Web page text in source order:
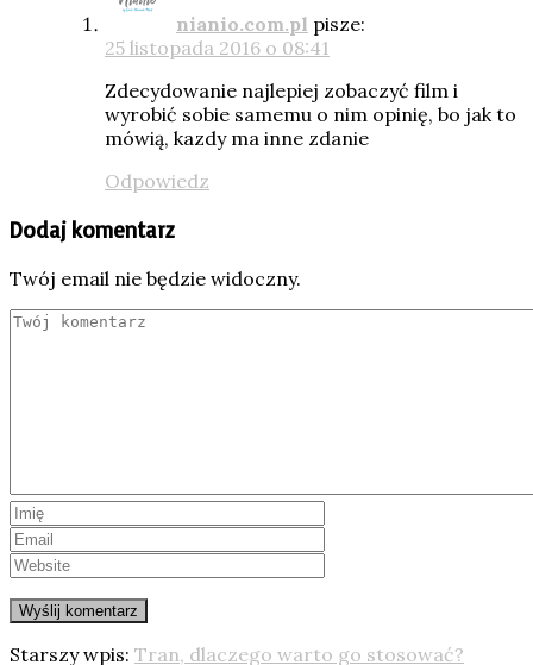
nianio.com.pl pisze:
25 listopada 2016 o 08:41
Zdecydowanie najlepiej zobaczyć film i
wyrobić sobie samemu o nim opinię, bo jak to
mówią, kazdy ma inne zdanie
Odpowiedz
Dodaj komentarz
Twój email nie będzie widoczny.
Starszy wpis: Tran, dlaczego warto go stosować?